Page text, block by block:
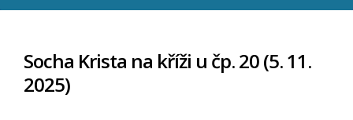
Socha Krista na kříži u čp. 20 (5. 11.
2025)